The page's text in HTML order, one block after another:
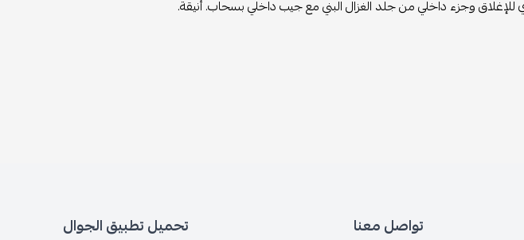
للإغلاق وجزء داخلي من جلد الغزال البني مع جيب داخلي بسحاب. أنيقة.
تواصل معنا تحميل تطبيق الجوال